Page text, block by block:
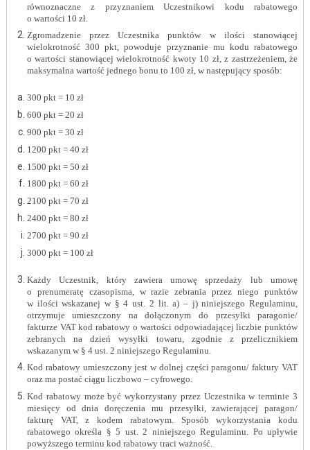
równoznaczne z przyznaniem Uczestnikowi kodu rabatowego
o wartości 10 zł.
Zgromadzenie przez Uczestnika punktów w ilości stanowiącej
wielokrotność 300 pkt, powoduje przyznanie mu kodu rabatowego
o wartości stanowiącej wielokrotność kwoty 10 zł, z zastrzeżeniem, że
maksymalna wartość jednego bonu to 100 zł, w następujący sposób:
300 pkt = 10 zł
600 pkt = 20 zł
900 pkt = 30 zł
1200 pkt = 40 zł
1500 pkt = 50 zł
1800 pkt = 60 zł
2100 pkt = 70 zł
2400 pkt = 80 zł
2700 pkt = 90 zł
3000 pkt = 100 zł
Każdy Uczestnik, który zawiera umowę sprzedaży lub umowę
o prenumeratę czasopisma, wrazie zebrania przez niego punktów
w ilości wskazanej w § 4 ust. 2 lit. a) – j) niniejszego Regulaminu,
otrzymuje umieszczony na dołączonym do przesyłki paragonie/
fakturze VAT kod rabatowy o wartości odpowiadającej liczbie punktów
zebranych na dzieńwysyłki towaru, zgodnie z przelicznikiem
wskazanym w § 4 ust. 2 niniejszego Regulaminu.
Kod rabatowy umieszczony jest w dolnej części paragonu/ faktury VAT
oraz ma postać ciągu liczbowo – cyfrowego.
Kod rabatowy może być wykorzystany przez Uczestnika w terminie 3
miesięcy od dnia doręczenia mu przesyłki, zawierającej paragon/
fakturę VAT, z kodem rabatowym. Sposób wykorzystania kodu
rabatowego określa § 5 ust. 2 niniejszego Regulaminu. Po upływie
powyższego terminu kod rabatowy traci ważność.